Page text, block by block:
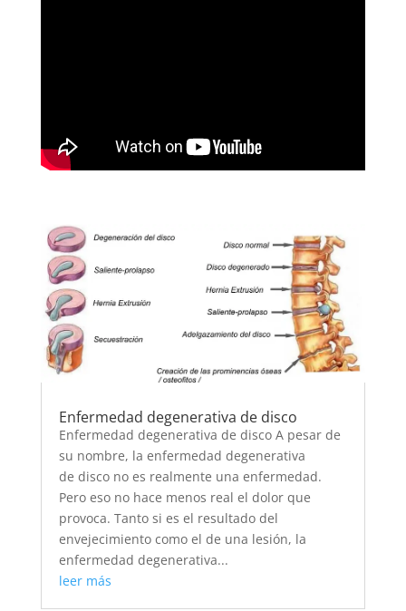
Enfermedad degenerativa de disco
Enfermedad degenerativa de disco A pesar de
su nombre, la enfermedad degenerativa
de disco no es realmente una enfermedad.
Pero eso no hace menos real el dolor que
provoca. Tanto si es el resultado del
envejecimiento como el de una lesión, la
enfermedad degenerativa...
leer más